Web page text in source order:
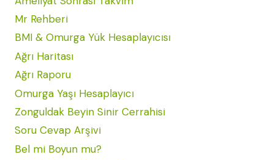
Mr Rehberi
BMI & Omurga Yük Hesaplayıcısı
Ağrı Haritası
Ağrı Raporu
Omurga Yaşı Hesaplayıcı
Zonguldak Beyin Sinir Cerrahisi
Soru Cevap Arşivi
Bel mi Boyun mu?